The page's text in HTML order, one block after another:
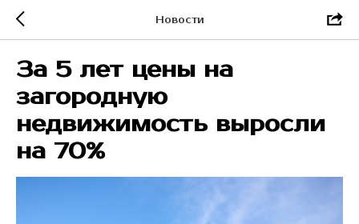
Новости
За 5 лет цены на
загородную
недвижимость выросли
на 70%